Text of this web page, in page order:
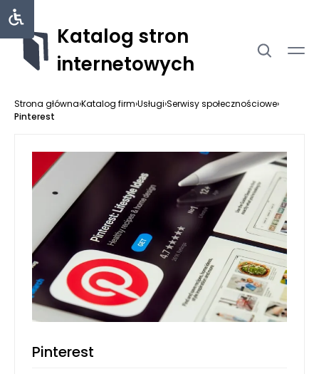
Katalog stron
internetowych
Strona główna›Katalog firm›Usługi›Serwisy społecznościowe›
Pinterest
Pinterest